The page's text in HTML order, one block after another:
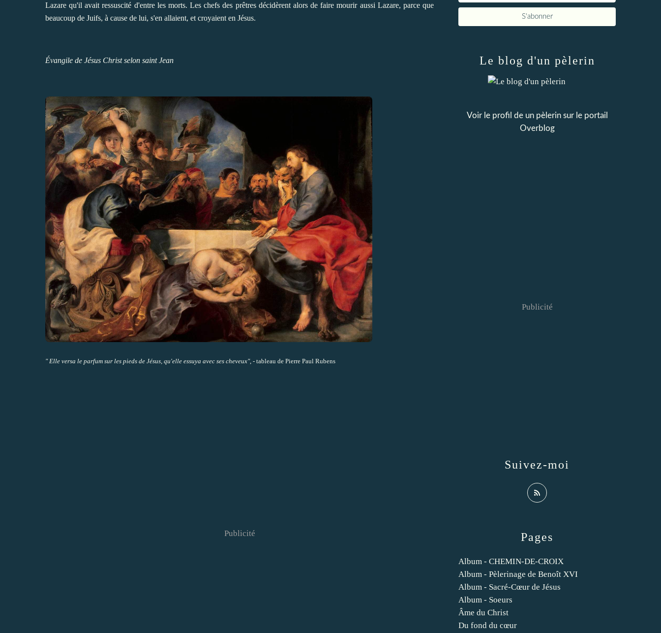
Lazare qu'il avait ressuscité d'entre les morts. Les chefs des prêtres décidèrent alors de faire mourir aussi Lazare, parce que
beaucoup de Juifs, à cause de lui, s'en allaient, et croyaient en Jésus.
Évangile de Jésus Christ selon saint Jean
" Elle versa le parfum sur les pieds de Jésus, qu'elle essuya avec ses cheveux", - tableau de Pierre Paul Rubens
Publicité Pages
Album - CHEMIN-DE-CROIX
Album - Pèlerinage de Benoît XVI
Album - Sacré-Cœur de Jésus
Album - Soeurs
Âme du Christ
Du fond du cœur
Le blog d'un pèlerin
Voir le profil de un pèlerinsur le portail
Overblog
Suivez-moi
Publicité